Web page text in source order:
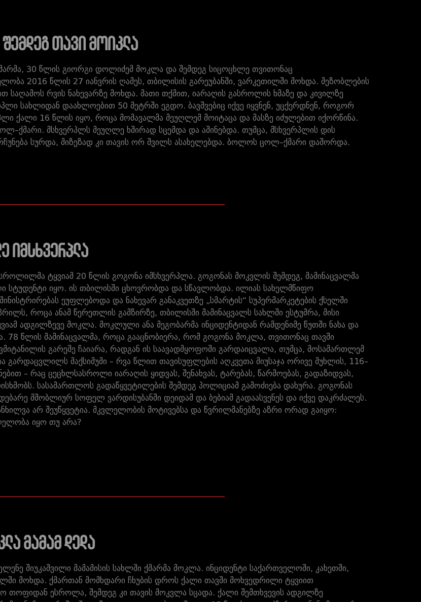
თავი მოიკლა
30 წლის გიორგი დოლიძემ მოკლა და შემდეგ სიცოცხლე თვითონაც
2016 წლის 27 იანვრის ღამეს, თბილისის გარეუბანში, ვარკეთილში მოხდა. მეზობლების
რვის ნახევარზე მოხდა. მათი თქმით, იარაღის გასროლის ხმაზე და კივილზე
სახლიდან დაახლოებით 50 მეტრში ეგდო. ბავშვებიც იქვე იყვნენ, უცქერდნენ, როგორ
ქალი 16 წლის იყო, როცა მომავალმა მეუღლემ მოიტაცა და მასზე იძულებით იქორწინა.
მსხვერპლს მეუღლე ხშირად სცემდა და აშინებდა. თუმცა, მსხვერპლის დის
სურდა, მიზეზად კი თავის ორ შვილს ასახელებდა. ბოლოს ცოლ–ქმარი დაშორდა.
იმსხვერპლა
ტყვიამ 20 წლის გოგონა იმსხვერპლა. გოგონას მოკვლის შემდეგ, მამინაცვალმა
სტუდენტი იყო. ის თბილისში ცხოვრობდა და სწავლობდა. ილიას სახელმწიფო
ეუფლებოდა და ნახევარ განაკვეთზე „სმარტის“ სუპერმარკეტების ქსელში
როცა ანამ წერეთლის გამზირზე, თბილისში მამინაცვალს სახლში ესტუმრა, მისი
ადგილზევე მოკლა. მოკლული ანა მეგობარმა ინციდენტიდან რამდენიმე წუთში ნახა და
78 წლის მამინაცვალმა, როცა გააცნობიერა, რომ გოგონა მოკლა, თვითონაც თავში
გარეშე ჩაიარა, რადგან ის საავადმყოფოში გარდაიცვალა, თუმცა, მოსამართლემ
გარდაცვლილს მაქსიმუმი – რვა წლით თავისუფლების აღკვეთა მიუსაჯა ორივე მუხლის, 116–
– რაც ცეცხლსასროლი იარაღის ყიდვას, შენახვას, ტარებას, წარმოებას, გადაზიდვას,
სასამართლოს გადაწყვეტილების შემდეგ პოლიციამ გამოძიება დახურა. გოგონას
მშობლიურ სოფელ ვარდისუბანში დეიდამ და ბებიამ გადაასვენეს და იქვე დაკრძალეს.
არ შეუწყვეტია. მკვლელობის მოტივებსა და წვრილმანებზე აზრი ორად გაიყო:
იყო თუ არა?
მამამ დედა
შიუკაშვილი მამამისის სახლში ქმარმა მოკლა. ინციდენტი საქართველოში, კახეთში,
მოხდა. ქმართან მომხდარი ჩხუბის დროს ქალი თავში მოხვედრილი ტყვიით
თოფიდან ესროლა, შემდეგ კი თავის მოკვლა სცადა. ქალი შემთხვევის ადგილზე